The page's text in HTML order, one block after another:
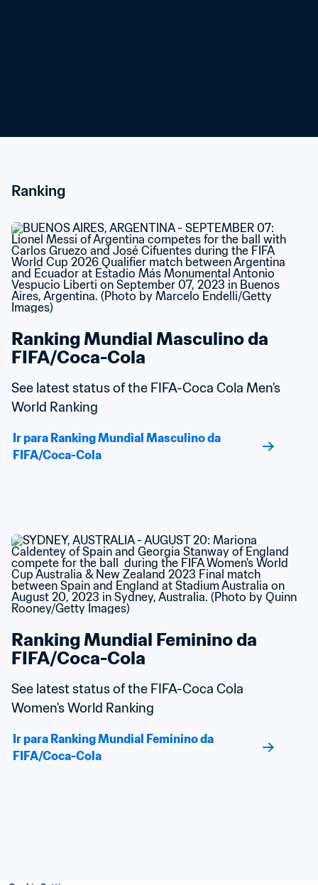
Ranking
Ranking Mundial Masculino da
FIFA/Coca-Cola
See latest status of the FIFA-Coca Cola Men's
World Ranking
Ir para Ranking Mundial Masculino da
FIFA/Coca-Cola
Ranking Mundial Feminino da
FIFA/Coca-Cola
See latest status of the FIFA-Coca Cola
Women's World Ranking
Ir para Ranking Mundial Feminino da
FIFA/Coca-Cola